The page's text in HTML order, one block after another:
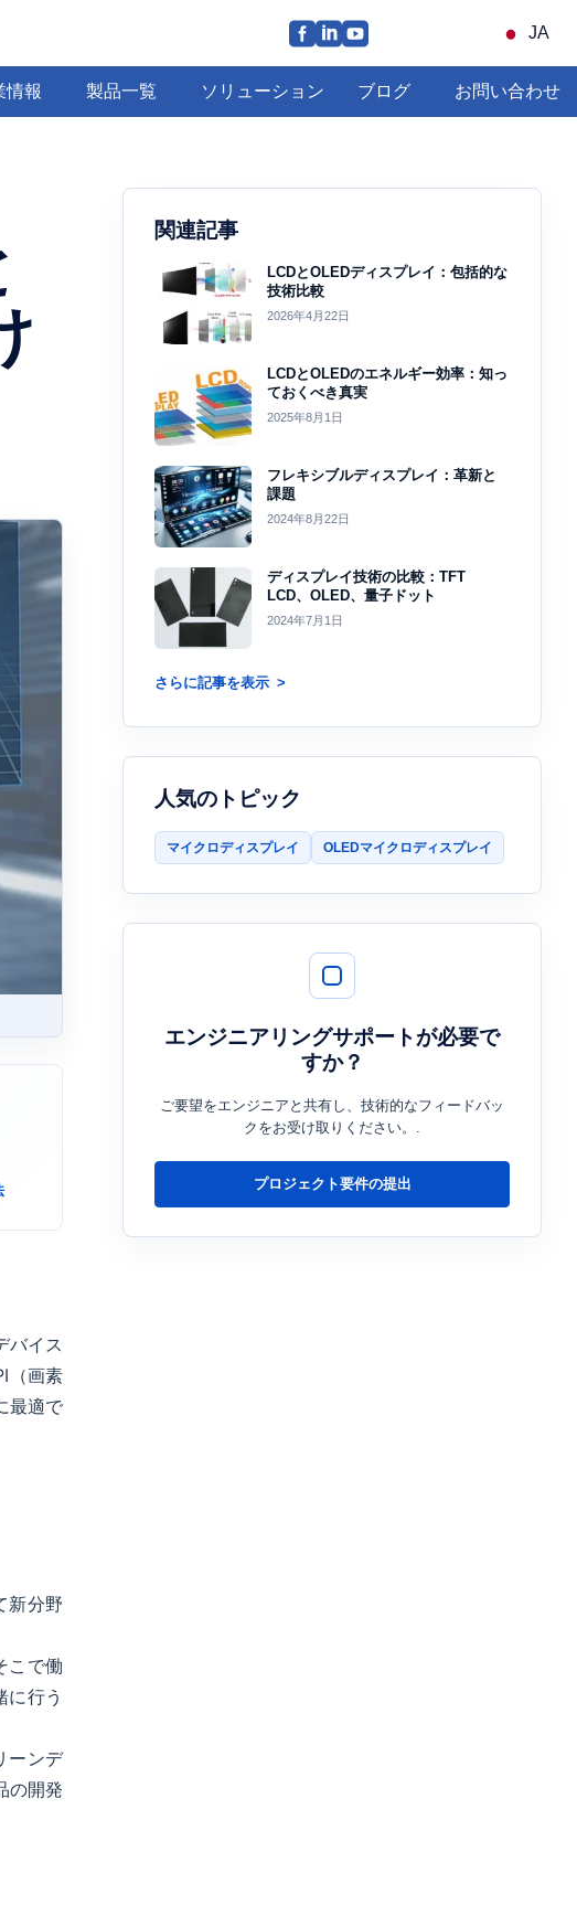
JA
情報 製品一覧 ソリューション ブログ お問い合わせ
バイス
（画素
最適で
新分野
こで働
に行う
ーンデ
の開発
関連記事
LCDとOLEDディスプレイ：包括的な
技術比較
2026年4月22日
LCDとOLEDのエネルギー効率：知っ
ておくべき真実
2025年8月1日
フレキシブルディスプレイ：革新と
課題
2024年8月22日
ディスプレイ技術の比較：TFT
LCD、OLED、量子ドット
2024年7月1日
さらに記事を表示
人気のトピック
マイクロディスプレイ OLEDマイクロディスプレイ
エンジニアリングサポートが必要で
すか？
ご要望をエンジニアと共有し、技術的なフィードバッ
クをお受け取りください。.
プロジェクト要件の提出